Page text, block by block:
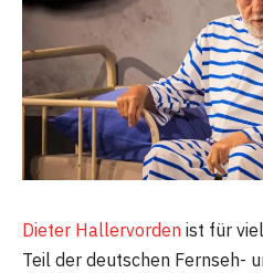
Dieter Hallervorden ist für
Teil der deutschen Fernseh-